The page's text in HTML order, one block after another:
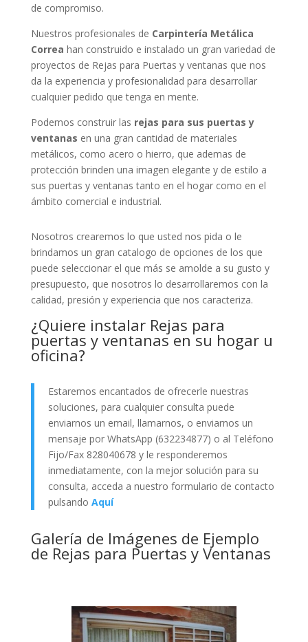
de compromiso.
Nuestros profesionales de Carpintería Metálica
Correa han construido e instalado un gran variedad de
proyectos de Rejas para Puertas y ventanas que nos
da la experiencia y profesionalidad para desarrollar
cualquier pedido que tenga en mente.
Podemos construir las rejas para sus puertas y
ventanas en una gran cantidad de materiales
metálicos, como acero o hierro, que ademas de
protección brinden una imagen elegante y de estilo a
sus puertas y ventanas tanto en el hogar como en el
ámbito comercial e industrial.
Nosotros crearemos lo que usted nos pida o le
brindamos un gran catalogo de opciones de los que
puede seleccionar el que más se amolde a su gusto y
presupuesto, que nosotros lo desarrollaremos con la
calidad, presión y experiencia que nos caracteriza.
¿Quiere instalar Rejas para
puertas y ventanas en su hogar u
oficina?
Estaremos encantados de ofrecerle nuestras
soluciones, para cualquier consulta puede
enviarnos un email, llamarnos, o enviarnos un
mensaje por WhatsApp (632234877) o al Teléfono
Fijo/Fax 828040678 y le responderemos
inmediatamente, con la mejor solución para su
consulta, acceda a nuestro formulario de contacto
pulsando Aquí
Galería de Imágenes de Ejemplo
de Rejas para Puertas y Ventanas